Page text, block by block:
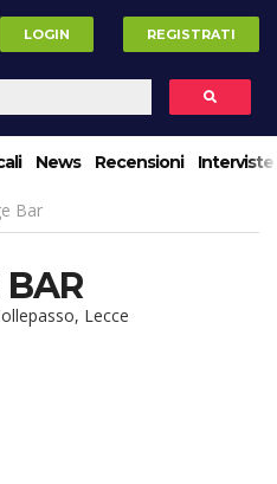
LOGIN REGISTRATI
News Recensioni Interviste
Bar
BAR
Lecce